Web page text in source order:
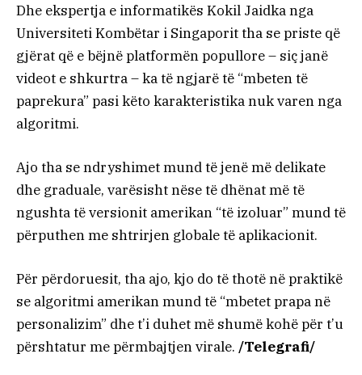
Dhe ekspertja e informatikës Kokil Jaidka nga
Universiteti Kombëtar i Singaporit tha se priste që
gjërat që e bëjnë platformën popullore – siç janë
videot e shkurtra – ka të ngjarë të “mbeten të
paprekura” pasi këto karakteristika nuk varen nga
algoritmi.
Ajo tha se ndryshimet mund të jenë më delikate
dhe graduale, varësisht nëse të dhënat më të
ngushta të versionit amerikan “të izoluar” mund të
përputhen me shtrirjen globale të aplikacionit.
Për përdoruesit, tha ajo, kjo do të thotë në praktikë
se algoritmi amerikan mund të “mbetet prapa në
personalizim” dhe t’i duhet më shumë kohë për t’u
përshtatur me përmbajtjen virale. /Telegrafi/